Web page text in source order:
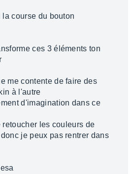
course du bouton
ces 3 éléments ton
me contente de faire des
à l'autre
d'imagination dans ce
les couleurs de
je peux pas rentrer dans